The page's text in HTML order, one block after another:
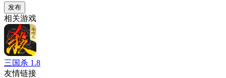
发布
相关游戏
三国杀 1.8
友情链接